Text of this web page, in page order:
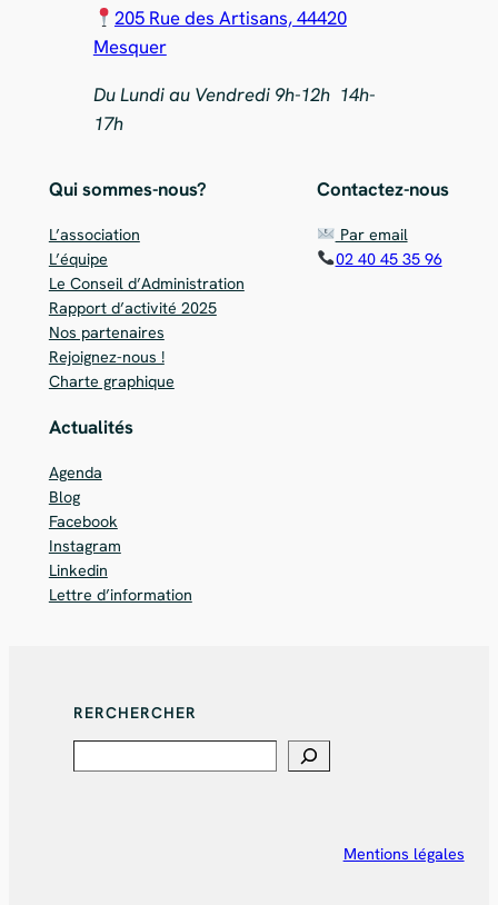
205 Rue des Artisans, 44420
Mesquer
Du Lundi au Vendredi 9h-12h 14h-
17h
Qui sommes-nous?
L’association
L’équipe
Le Conseil d’Administration
Rapport d’activité 2025
Nos partenaires
Rejoignez-nous !
Charte graphique
Contactez-nous
Par email
02 40 45 35 96
Actualités
Agenda
Blog
Facebook
Instagram
Linkedin
Lettre d’information
RERCHERCHER
Mentions légales